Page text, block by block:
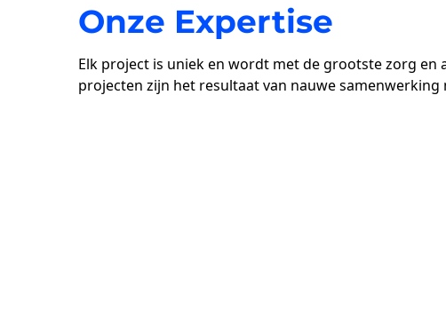
Onze Expertise
Elk project is uniek en wordt met de grootste zorg en
projecten zijn het resultaat van nauwe